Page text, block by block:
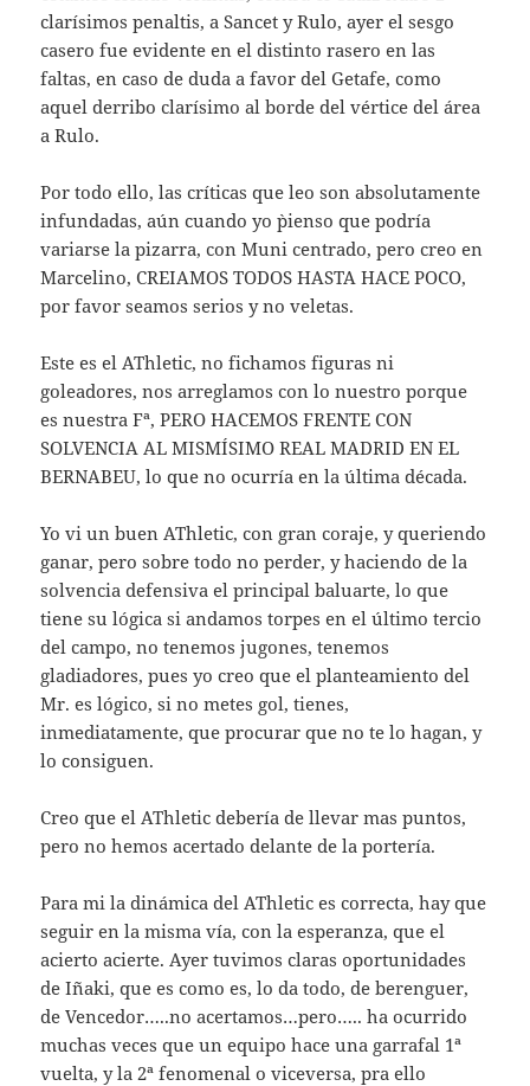
clarísimos penaltis, a Sancet y Rulo, ayer el sesgo
casero fue evidente en el distinto rasero en las
faltas, en caso de duda a favor del Getafe, como
aquel derribo clarísimo al borde del vértice del área
a Rulo.
Por todo ello, las críticas que leo son absolutamente
infundadas, aún cuando yo `pienso que podría
variarse la pizarra, con Muni centrado, pero creo en
Marcelino, CREIAMOS TODOS HASTA HACE POCO,
por favor seamos serios y no veletas.
Este es el AThletic, no fichamos figuras ni
goleadores, nos arreglamos con lo nuestro porque
es nuestra Fª, PERO HACEMOS FRENTE CON
SOLVENCIA AL MISMÍSIMO REAL MADRID EN EL
BERNABEU, lo que no ocurría en la última década.
Yo vi un buen AThletic, con gran coraje, y queriendo
ganar, pero sobre todo no perder, y haciendo de la
solvencia defensiva el principal baluarte, lo que
tiene su lógica si andamos torpes en el último tercio
del campo, no tenemos jugones, tenemos
gladiadores, pues yo creo que el planteamiento del
Mr. es lógico, si no metes gol, tienes,
inmediatamente, que procurar que no te lo hagan, y
lo consiguen.
Creo que el AThletic debería de llevar mas puntos,
pero no hemos acertado delante de la portería.
Para mi la dinámica del AThletic es correcta, hay que
seguir en la misma vía, con la esperanza, que el
acierto acierte. Ayer tuvimos claras oportunidades
de Iñaki, que es como es, lo da todo, de berenguer,
de Vencedor…..no acertamos…pero….. ha ocurrido
muchas veces que un equipo hace una garrafal 1ª
vuelta, y la 2ª fenomenal o viceversa, pra ello